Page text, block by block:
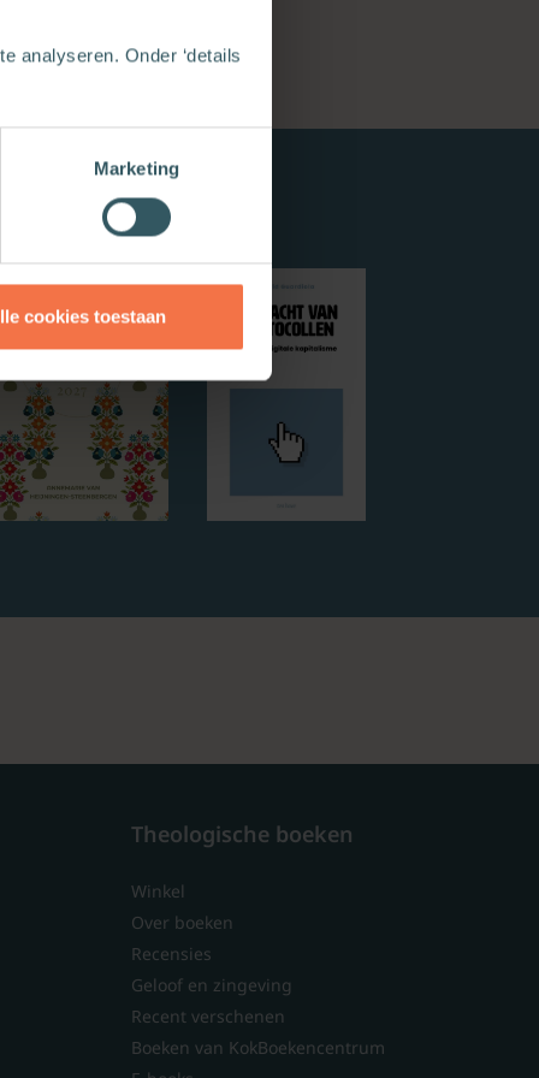
analyseren. Onder ‘details
Marketing
cookies toestaan
Theologische boeken
Winkel
Over boeken
Recensies
Geloof en zingeving
Recent verschenen
Boeken van KokBoekencentrum